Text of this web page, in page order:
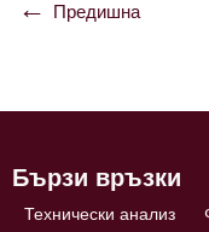
Навигация
Предишна
Бързи връзки
Технически анализ